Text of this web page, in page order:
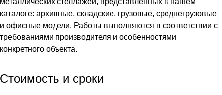
металлических стеллажей, представленных в нашем
каталоге: архивные, складские, грузовые, среднегрузовые
и офисные модели. Работы выполняются в соответствии с
требованиями производителя и особенностями
конкретного объекта.
Стоимость и сроки